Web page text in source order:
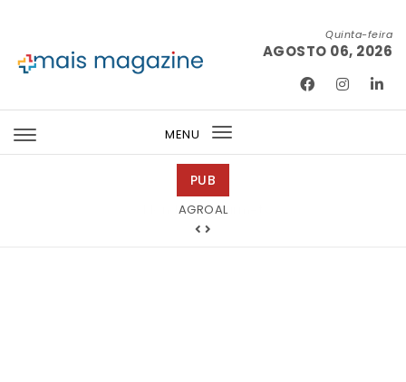
Quinta-feira
AGOSTO 06, 2026
MENU
Toggle
PUB
Mondega Gourmet